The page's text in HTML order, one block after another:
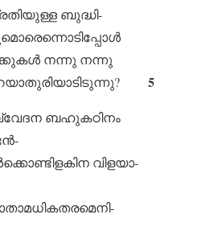
ബുദ്ധി-
നന്നു നന്നു
5
ബഹുകഠിനം
വിളയാ-